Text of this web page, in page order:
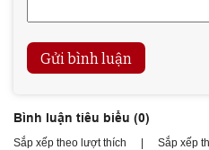
Gửi bình luận
Bình luận tiêu biểu (0)
Sắp xếp theo lượt thích Sắp xếp